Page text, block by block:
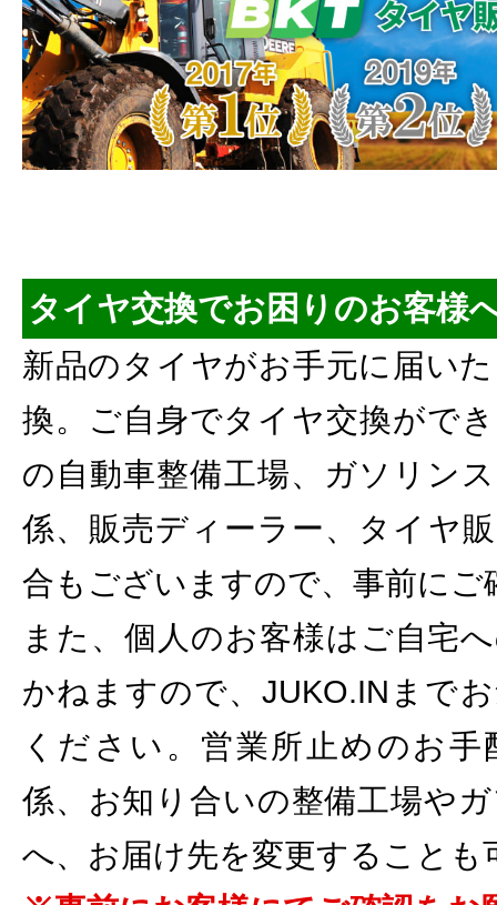
タイヤ交換でお困りのお客様
新品のタイヤがお手元に届い
換。ご自身でタイヤ交換がで
の自動車整備工場、ガソリン
係、販売ディーラー、タイヤ
合もございますので、事前にご
また、個人のお客様はご自宅
かねますので、JUKO.INまで
ください。営業所止めのお
係、お知り合いの整備工場や
へ、お届け先を変更することも